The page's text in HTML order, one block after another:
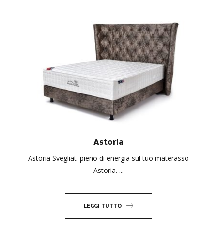
Astoria
Astoria Svegliati pieno di energia sul tuo materasso
Astoria. ...
LEGGI TUTTO